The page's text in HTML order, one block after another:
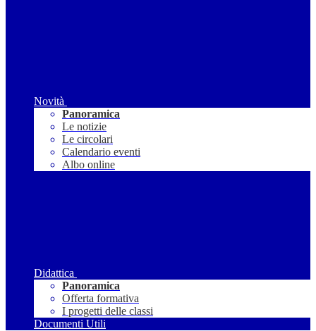
Novità
Panoramica
Le notizie
Le circolari
Calendario eventi
Albo online
Didattica
Panoramica
Offerta formativa
I progetti delle classi
Documenti Utili